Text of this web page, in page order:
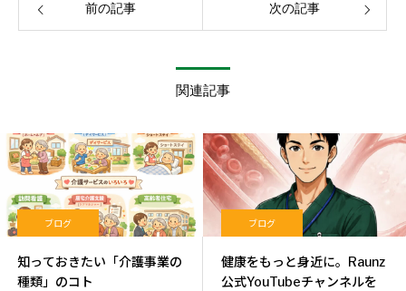
前の記事 次の記事
関連記事
ブログ
知っておきたい「介護事業の
種類」のコト
ブログ
健康をもっと身近に。Raunz
公式YouTubeチャンネルを